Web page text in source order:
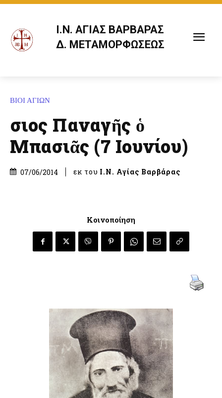
Ι.Ν. ΑΓΙΑΣ ΒΑΡΒΑΡΑΣ
Δ. ΜΕΤΑΜΟΡΦΩΣΕΩΣ
ΒΙΟΙ ΑΓΙΩΝ
Ὅσιος Παναγῆς ὁ
Μπασιᾶς (7 Ιουνίου)
07/06/2014 εκ του Ι.Ν. Αγίας Βαρβάρας
Κοινοποίηση